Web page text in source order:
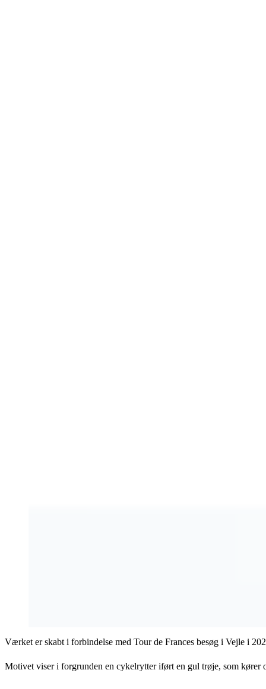
Værket er skabt i forbindelse med Tour de Frances besøg i Vejle i
Motivet viser i forgrunden en cykelrytter iført en gul trøje, som kører